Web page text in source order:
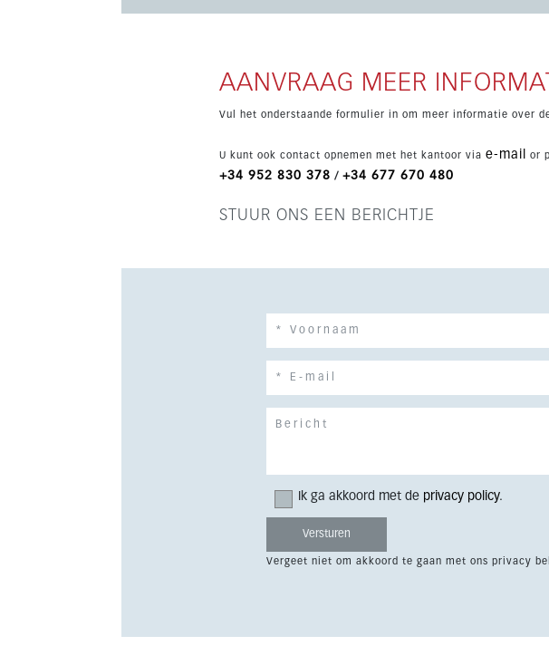
AANVRAAG MEER
Vul het onderstaande formulier in om meer informatie over
U kunt ook contact opnemen met het kantoor via e-mail or
+34 952 830 378 / +34 677 670 480
STUUR ONS EEN BERICHTJE
Ik ga akkoord met de privacy policy.
Vergeet niet om akkoord te gaan met ons privacy